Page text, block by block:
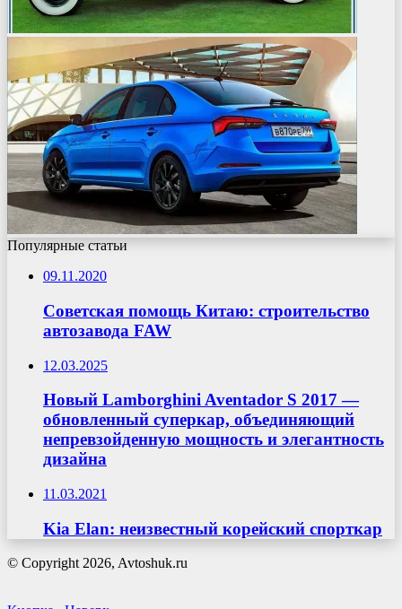
Популярные статьи
09.11.2020
Советская помощь Китаю: строительство
автозавода FAW
12.03.2025
Новый Lamborghini Aventador S 2017 —
обновленный суперкар, объединяющий
непревзойденную мощность и элегантность
дизайна
11.03.2021
Kia Elan: неизвестный корейский спорткар
© Copyright 2026, Avtoshuk.ru